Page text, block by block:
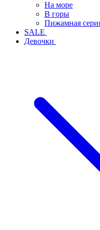
На море
В горы
Пижамная
SALE
Девочки